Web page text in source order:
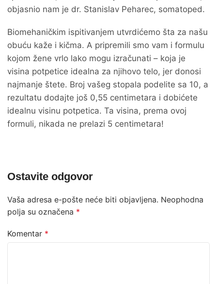
objasnio nam je dr. Stanislav Peharec, somatoped.
Biomehaničkim ispitivanjem utvrdićemo šta za našu
obuću kaže i kičma. A pripremili smo vam i formulu
kojom žene vrlo lako mogu izračunati – koja je
visina potpetice idealna za njihovo telo, jer donosi
najmanje štete. Broj vašeg stopala podelite sa 10, a
rezultatu dodajte još 0,55 centimetara i dobićete
idealnu visinu potpetica. Ta visina, prema ovoj
formuli, nikada ne prelazi 5 centimetara!
Ostavite odgovor
Vaša adresa e-pošte neće biti objavljena. Neophodna
polja su označena *
Komentar *